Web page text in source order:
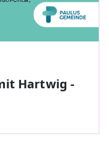
Hartwig -